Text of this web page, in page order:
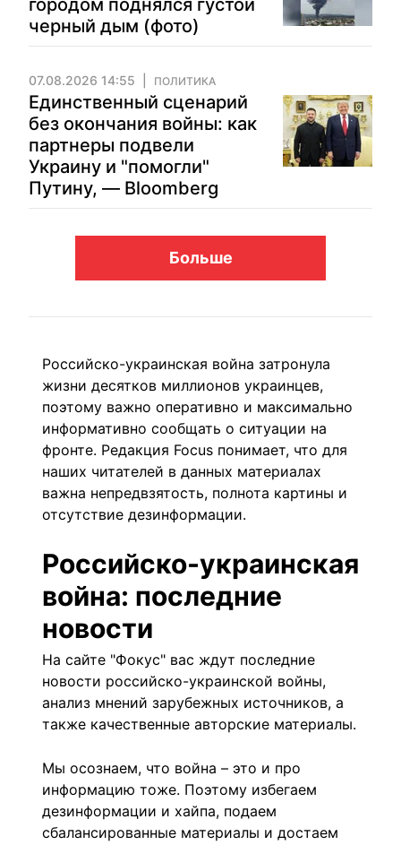
городом поднялся густой
черный дым (фото)
07.08.2026 14:55 ПОЛИТИКА
Единственный сценарий
без окончания войны: как
партнеры подвели
Украину и "помогли"
Путину, — Bloomberg
Больше
Российско-украинская война затронула
жизни десятков миллионов украинцев,
поэтому важно оперативно и максимально
информативно сообщать о ситуации на
фронте. Редакция Focus понимает, что для
наших читателей в данных материалах
важна непредвзятость, полнота картины и
отсутствие дезинформации.
Российско-украинская
война: последние
новости
На сайте "Фокус" вас ждут последние
новости российско-украинской войны,
анализ мнений зарубежных источников, а
также качественные авторские материалы.
Мы осознаем, что война – это и про
информацию тоже. Поэтому избегаем
дезинформации и хайпа, подаем
сбалансированные материалы и достаем